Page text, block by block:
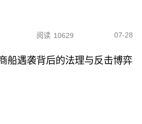
阅读 10629 07-28
船遇袭背后的法理与反击博弈